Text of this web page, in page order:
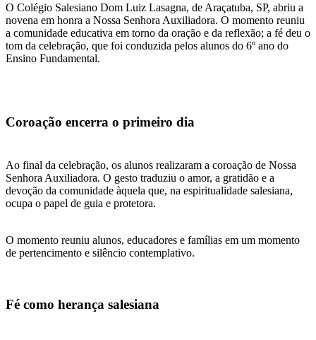
O Colégio Salesiano Dom Luiz Lasagna, de Araçatuba, SP, abriu a
novena em honra a Nossa Senhora Auxiliadora. O momento reuniu
a comunidade educativa em torno da oração e da reflexão; a fé deu o
tom da celebração, que foi conduzida pelos alunos do 6º ano do
Ensino Fundamental.
Coroação encerra o primeiro dia
Ao final da celebração, os alunos realizaram a coroação de Nossa
Senhora Auxiliadora. O gesto traduziu o amor, a gratidão e a
devoção da comunidade àquela que, na espiritualidade salesiana,
ocupa o papel de guia e protetora.
O momento reuniu alunos, educadores e famílias em um momento
de pertencimento e silêncio contemplativo.
Fé como herança salesiana